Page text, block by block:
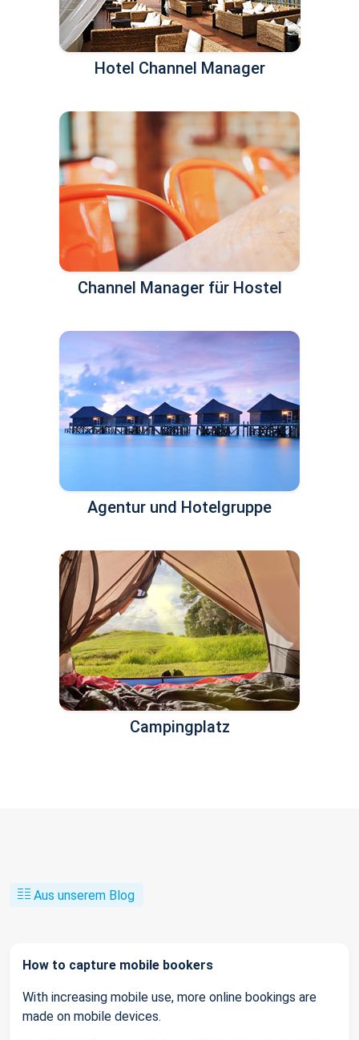
Hotel Channel Manager
Channel Manager für Hostel
Agentur und Hotelgruppe
Campingplatz
Aus unserem Blog
How to capture mobile bookers
With increasing mobile use, more online bookings are
made on mobile devices.